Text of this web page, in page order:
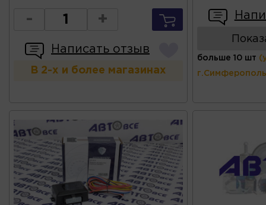
- +
Написать отзыв
В 2-х и более магазинах
больше 10 шт